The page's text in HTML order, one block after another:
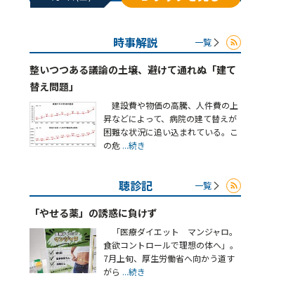
時事解説 一覧
整いつつある議論の土壌、避けて通れぬ「建て
替え問題」
建設費や物価の高騰、人件費の上
昇などによって、病院の建て替えが
困難な状況に追い込まれている。こ
の危 ...続き
聴診記 一覧
「やせる薬」の誘惑に負けず
「医療ダイエット マンジャロ。
食欲コントロールで理想の体へ」。
7月上旬、厚生労働省へ向かう道す
がら ...続き